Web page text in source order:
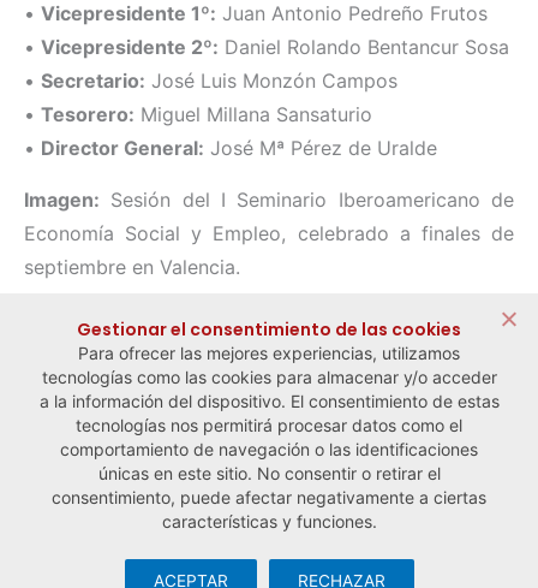
• Vicepresidente 1º: Juan Antonio Pedreño Frutos
• Vicepresidente 2º: Daniel Rolando Bentancur Sosa
• Secretario: José Luis Monzón Campos
• Tesorero: Miguel Millana Sansaturio
• Director General: José Mª Pérez de Uralde
Imagen: Sesión del I Seminario Iberoamericano de
Economía Social y Empleo, celebrado a finales de
septiembre en Valencia.
← Noticia anterior Noticia siguiente →
Gestionar el consentimiento de las cookies
Para ofrecer las mejores experiencias, utilizamos
tecnologías como las cookies para almacenar y/o acceder
a la información del dispositivo. El consentimiento de estas
tecnologías nos permitirá procesar datos como el
comportamiento de navegación o las identificaciones
únicas en este sitio. No consentir o retirar el
consentimiento, puede afectar negativamente a ciertas
características y funciones.
ACEPTAR RECHAZAR